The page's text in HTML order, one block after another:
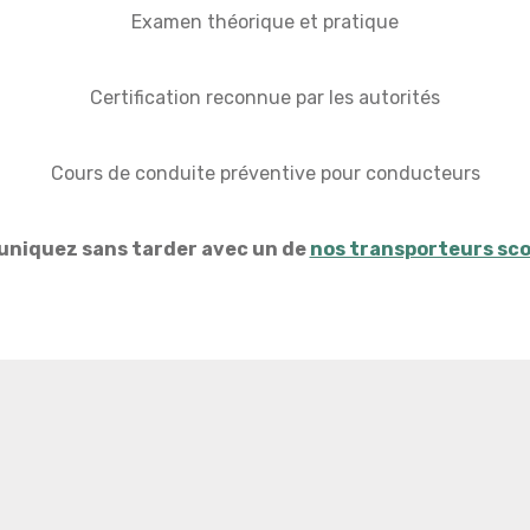
Examen théorique et pratique
Certification reconnue par les autorités
Cours de conduite préventive pour conducteurs
sans tarder avec un de nos transporteurs